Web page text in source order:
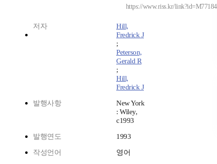
https://www.riss.kr/
저자
Hill,
Fredrick J
;
Peterson,
Gerald R
;
Hill,
Fredrick J
발행사항
New York
: Wiley,
c1993
발행연도 1993
작성언어 영어